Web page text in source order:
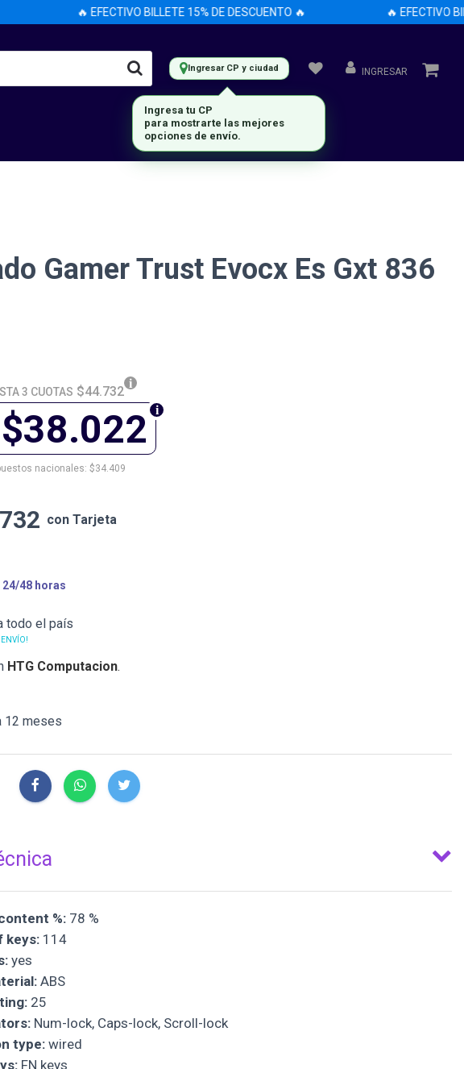
🔥 EFECTIVO BILLETE 15% DE DESCUENTO 🔥 🔥 EFECTIVO
Ingresar CP y ciudad INGRESAR
Gamer Trust Evocx Es Gxt 836
3 CUOTAS $44.732
$38.022
nacionales: $34.409
con Tarjeta
48 horas
todo el país
HTG Computacion.
12 meses
%: 78 %
keys: 114
yes
ABS
25
Num-lock, Caps-lock, Scroll-lock
type: wired
FN keys
Ingresa tu CP
para mostrarte las mejores
opciones de envío.